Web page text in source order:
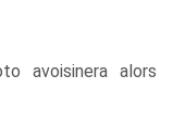
avoisinera alors